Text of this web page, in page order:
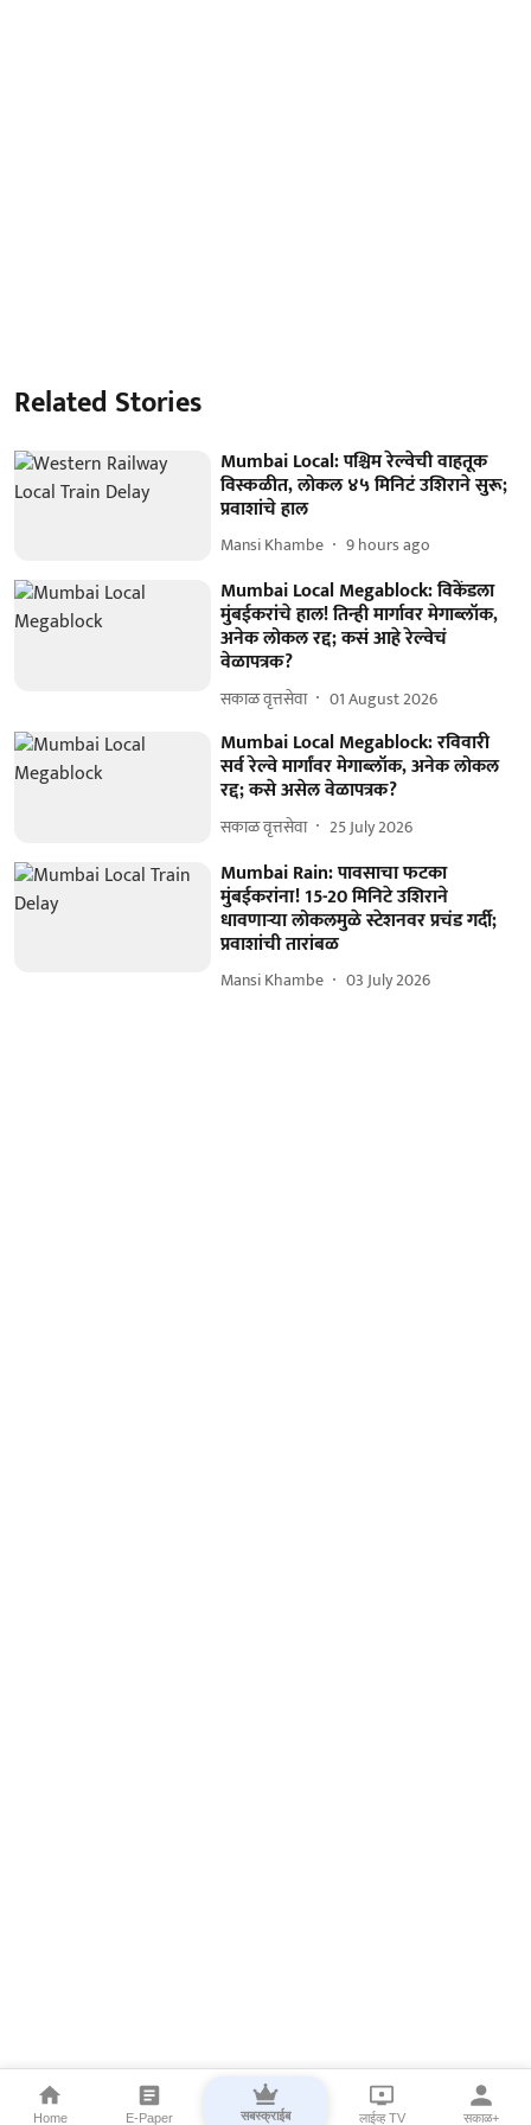
Related Stories
Mumbai Local: पश्चिम रेल्वेची वाहतूक
विस्कळीत, लोकल ४५ मिनिटं उशिराने सुरू;
प्रवाशांचे हाल
Mansi Khambe 9 hours ago
Mumbai Local Megablock: विकेंडला
मुंबईकरांचे हाल! तिन्ही मार्गावर मेगाब्लॉक,
अनेक लोकल रद्द; कसं आहे रेल्वेचं
वेळापत्रक?
सकाळ वृत्तसेवा 01 August 2026
Mumbai Local Megablock: रविवारी
सर्व रेल्वे मार्गांवर मेगाब्लॉक, अनेक लोकल
रद्द; कसे असेल वेळापत्रक?
सकाळ वृत्तसेवा 25 July 2026
Mumbai Rain: पावसाचा फटका
मुंबईकरांना! 15-20 मिनिटे उशिराने
धावणाऱ्या लोकलमुळे स्टेशनवर प्रचंड गर्दी;
प्रवाशांची तारांबळ
Mansi Khambe 03 July 2026
Home E-Paper सबस्क्राईब लाईव्ह TV सकाळ+